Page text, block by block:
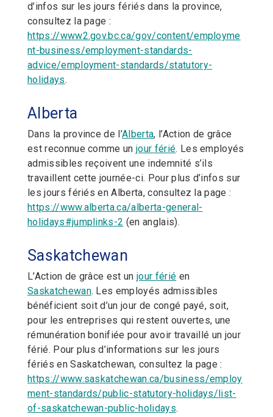
d’infos sur les jours fériés dans la province,
consultez la page :
https://www2.gov.bc.ca/gov/content/employme
nt-business/employment-standards-
advice/employment-standards/statutory-
holidays.
Alberta
Dans la province de l’Alberta, l’Action de grâce
est reconnue comme unjour férié. Les employés
admissibles reçoivent une indemnité s’ils
travaillent cette journée-ci. Pour plus d’infos sur
les jours fériés en Alberta, consultez la page :
https://www.alberta.ca/alberta-general-
holidays#jumplinks-2 (en anglais).
Saskatchewan
L’Action de grâce est unjour férié en
Saskatchewan. Les employés admissibles
bénéficient soit d’un jour de congé payé, soit,
pour les entreprises qui restent ouvertes, une
rémunération bonifiée pour avoir travaillé un jour
férié. Pour plus d’informations sur les jours
fériés en Saskatchewan, consultez la page :
https://www.saskatchewan.ca/business/employ
ment-standards/public-statutory-holidays/list-
of-saskatchewan-public-holidays.